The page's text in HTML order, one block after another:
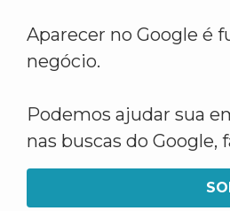
Aparecer no Google é
negócio.
Podemos ajudar sua
nas buscas do Google,